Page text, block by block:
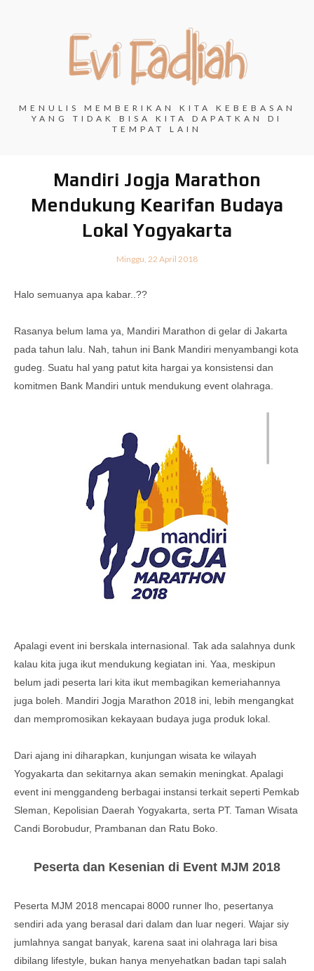
MENULIS MEMBERIKAN KITA KEBEBASAN
YANG TIDAK BISA KITA DAPATKAN DI
TEMPAT LAIN
Mandiri Jogja Marathon
Mendukung Kearifan Budaya
Lokal Yogyakarta
Minggu, 22 April 2018
Halo semuanya apa kabar..??
Rasanya belum lama ya, Mandiri Marathon di gelar di Jakarta
pada tahun lalu. Nah, tahun ini Bank Mandiri menyambangi kota
gudeg. Suatu hal yang patut kita hargai ya konsistensi dan
komitmen Bank Mandiri untuk mendukung event olahraga.
Apalagi event ini berskala internasional. Tak ada salahnya dunk
kalau kita juga ikut mendukung kegiatan ini. Yaa, meskipun
belum jadi peserta lari kita ikut membagikan kemeriahannya
juga boleh. Mandiri Jogja Marathon 2018 ini, lebih mengangkat
dan mempromosikan kekayaan budaya juga produk lokal.
Dari ajang ini diharapkan, kunjungan wisata ke wilayah
Yogyakarta dan sekitarnya akan semakin meningkat. Apalagi
event ini menggandeng berbagai instansi terkait seperti Pemkab
Sleman, Kepolisian Daerah Yogyakarta, serta PT. Taman Wisata
Candi Borobudur, Prambanan dan Ratu Boko.
Peserta dan Kesenian di Event MJM 2018
Peserta MJM 2018 mencapai 8000 runner lho, pesertanya
sendiri ada yang berasal dari dalam dan luar negeri. Wajar siy
jumlahnya sangat banyak, karena saat ini olahraga lari bisa
dibilang lifestyle, bukan hanya menyehatkan badan tapi salah